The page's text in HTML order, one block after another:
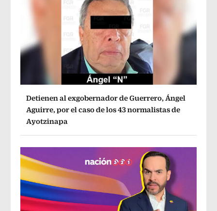
Detienen al exgobernador de Guerrero, Ángel
Aguirre, por el caso de los 43 normalistas de
Ayotzinapa